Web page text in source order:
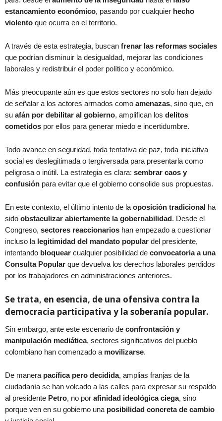
estancamiento económico, pasando por cualquier hecho
violento que ocurra en el territorio.
A través de esta estrategia, buscan frenar las reformas sociales
que podrían disminuir la desigualdad, mejorar las condiciones
laborales y redistribuir el poder político y económico.
Más preocupante aún es que estos sectores no solo han dejado
de señalar a los actores armados como amenazas, sino que, en
su afán por debilitar al gobierno, amplifican los delitos
cometidos por ellos para generar miedo e incertidumbre.
Todo avance en seguridad, toda tentativa de paz, toda iniciativa
social es deslegitimada o tergiversada para presentarla como
peligrosa o inútil. La estrategia es clara: sembrar caos y
confusión para evitar que el gobierno consolide sus propuestas.
En este contexto, el último intento de la oposición tradicional ha
sido obstaculizar abiertamente la gobernabilidad. Desde el
Congreso, sectores reaccionarios han empezado a cuestionar
incluso la legitimidad del mandato popular del presidente,
intentando bloquear cualquier posibilidad de convocatoria a una
Consulta Popular que devuelva los derechos laborales perdidos
por los trabajadores en administraciones anteriores.
Se trata, en esencia, de una ofensiva contra la
democracia participativa y la soberanía popular.
Sin embargo, ante este escenario de confrontación y
manipulación mediática, sectores significativos del pueblo
colombiano han comenzado a movilizarse.
De manera pacífica pero decidida, amplias franjas de la
ciudadanía se han volcado a las calles para expresar su respaldo
al presidente Petro, no por afinidad ideológica ciega, sino
porque ven en su gobierno una posibilidad concreta de cambio